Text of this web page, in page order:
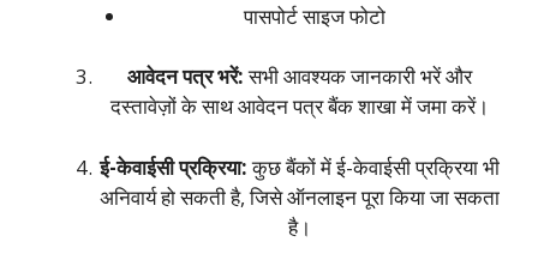
पासपोर्ट साइज फोटो
आवेदन पत्र भरें:सभी आवश्यक जानकारी भरें और
दस्तावेज़ों के साथ आवेदन पत्र बैंक शाखा में जमा करें।
ई-केवाईसी प्रक्रिया:कुछ बैंकों में ई-केवाईसी प्रक्रिया भी
अनिवार्य हो सकती है, जिसे ऑनलाइन पूरा किया जा सकता
है।